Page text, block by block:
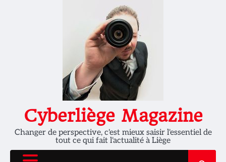
Cyberliège Magazine
Changer de perspective, c'est mieux saisir l'essentiel de
tout ce qui fait l'actualité à Liège